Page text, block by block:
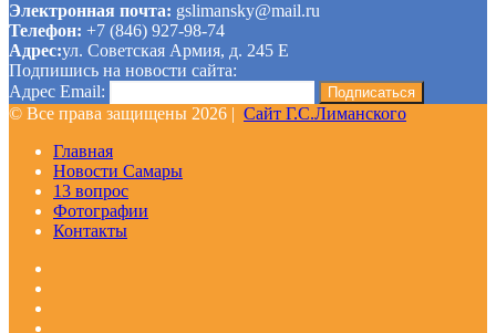
Электронная почта: gslimansky@mail.ru
Телефон: +7 (846) 927-98-74
Адрес:ул. Советская Армия, д. 245 Е
Подпишись на новости сайта:
Адрес Email:
© Все права защищены 2026 | Сайт Г.С.Лиманского
Главная
Новости Самары
13 вопрос
Фотографии
Контакты